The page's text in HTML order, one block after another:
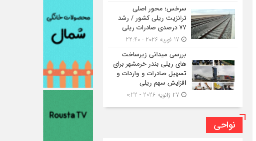
سرخس؛ محور اصلی
ترانزیت ریلی کشور / رشد
۷۷ درصدی صادرات ریلی
بررسی میدانی زیرساخت
های ریلی بندر خرمشهر برای
تسهیل صادرات و واردات و
افزایش سهم ریلی
نواحی